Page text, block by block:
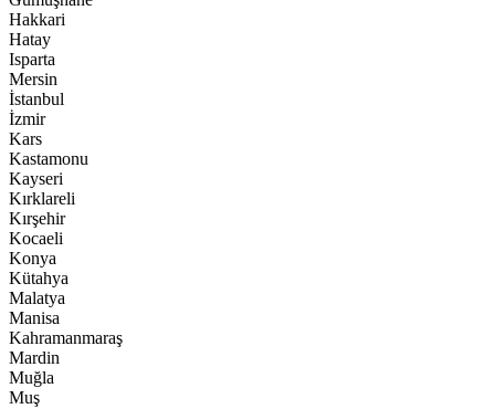
Hakkari
Hatay
Isparta
Mersin
İstanbul
İzmir
Kars
Kastamonu
Kayseri
Kırklareli
Kırşehir
Kocaeli
Konya
Kütahya
Malatya
Manisa
Kahramanmaraş
Mardin
Muğla
Muş